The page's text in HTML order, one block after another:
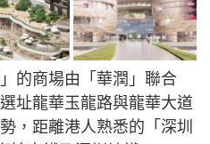
的商場由「華潤」聯合
址龍華玉龍路與龍華大道
，距離港人熟悉的「深圳